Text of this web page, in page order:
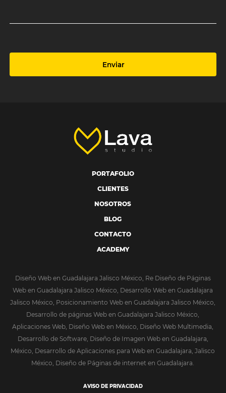
Enviar
PORTAFOLIO
CLIENTES
NOSOTROS
BLOG
CONTACTO
ACADEMY
Diseño Web en Guadalajara Jalisco México, Re Diseño de Páginas
Web en Guadalajara Jalisco México, Desarrollo Web en Guadalajara
Jalisco México, Posicionamiento Web en Guadalajara Jalisco México,
Desarrollo de páginas Web en Guadalajara Jalisco México,
Aplicaciones Web, Diseño Web en México, Diseño Web Multimedia,
Desarrollo de Software, Diseño de Imagen Web en Guadalajara,
México, Desarrollo de Aplicaciones para Web en Guadalajara, Jalisco
México, Diseño de Páginas de internet en Guadalajara.
AVISO DE PRIVACIDAD